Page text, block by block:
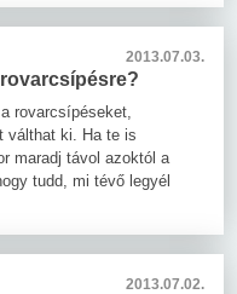
2013.07.03.
rovarcsípéseket,
válthat ki. Ha te is
maradj távol azoktól a
tudd, mi tévő legyél
2013.07.02.